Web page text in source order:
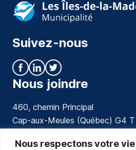
Nous respectons votre
Suivez-nous
Nous joindre
460, chemin Principal
Cap-aux-Meules (Québec) G4 T
communications@muniles.ca